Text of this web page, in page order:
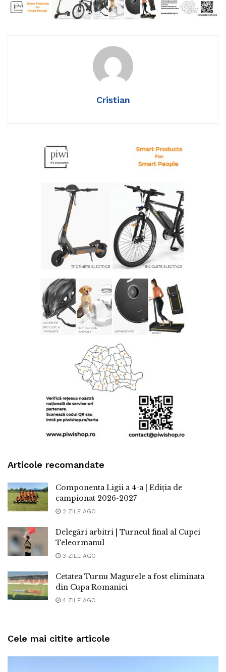
Cristian
Articole recomandate
Componenta Ligii a 4-a | Ediția de
campionat 2026-2027
2 ZILE AGO
Delegări arbitri | Turneul final al Cupei
Teleormanul
3 ZILE AGO
Cetatea Turnu Magurele a fost eliminata
din Cupa Romaniei
4 ZILE AGO
Cele mai citite articole